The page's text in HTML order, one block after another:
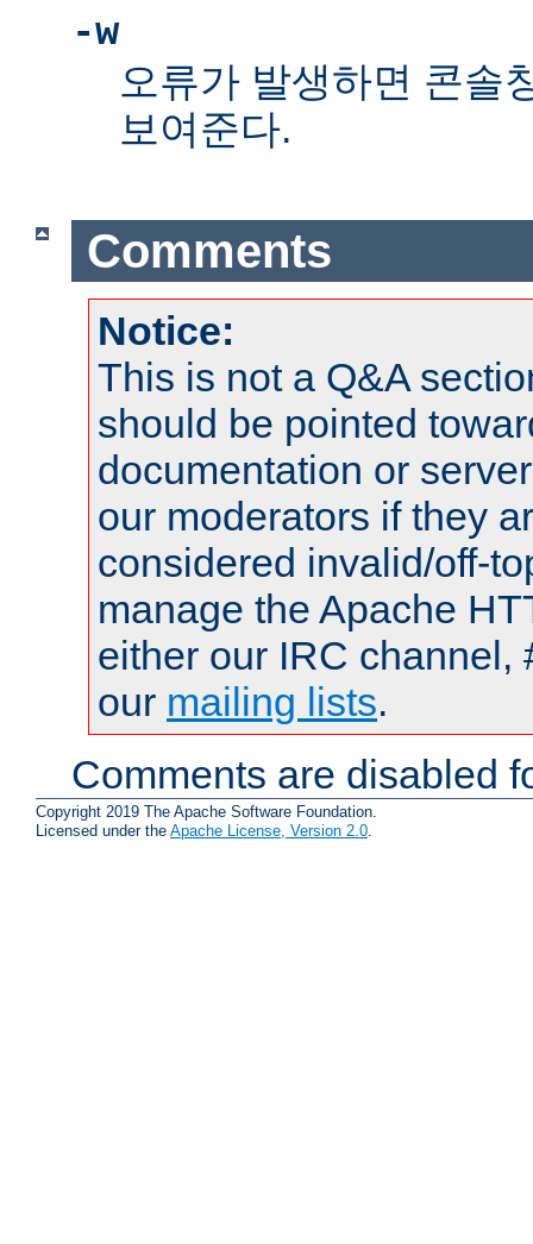
-w
오류가 발생하면 콘솔
보여준다.
Comments
Notice:
This is not a Q&A
should be pointed
documentation or
our moderators if they
considered invalid/off-
manage the Apache
either our IRC channel,
our mailing lists.
Comments are disabled
Copyright 2019 The Apache Software Foundation.
Licensed under the Apache License, Version 2.0